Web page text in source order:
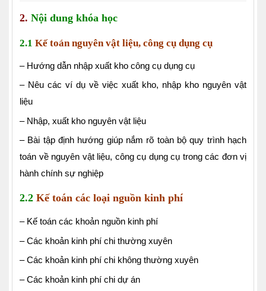
2. Nội dung khóa học
2.1 Kế toán nguyên vật liệu, công cụ dụng cụ
– Hướng dẫn nhập xuất kho công cụ dụng cụ
– Nêu các ví dụ về việc xuất kho, nhập kho nguyên vật
liệu
– Nhập, xuất kho nguyên vật liệu
– Bài tập định hướng giúp nắm rõ toàn bộ quy trình hạch
toán về nguyên vật liệu, công cụ dụng cụ trong các đơn vị
hành chính sự nghiệp
2.2 Kế toán các loại nguồn kinh phí
– Kế toán các khoản nguồn kinh phí
– Các khoản kinh phí chi thường xuyên
– Các khoản kinh phí chi không thường xuyên
– Các khoản kinh phí chi dự án